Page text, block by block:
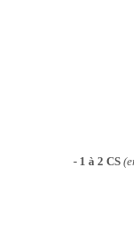
- 1 à 2 CS